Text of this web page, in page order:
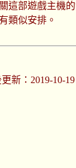
這部遊戲主機
類似安排。
新：2019-10-19